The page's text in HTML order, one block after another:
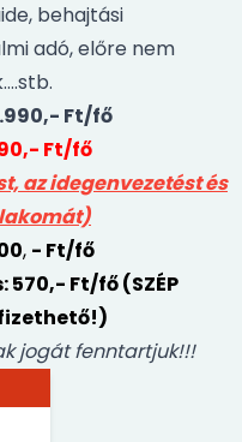
behajtási
adó, előre nem
Ft/fő
Ft/fő
az idegenvezetést és
, - Ft/fő
Ft/fő (SZÉP
jogát fenntartjuk!!!